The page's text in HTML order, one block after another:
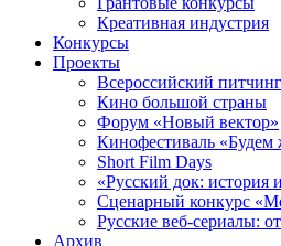
Креативная индустрия
Конкурсы
Проекты
Всероссийский
Кино большой страны
Форум «Новый вектор»
Кинофестиваль «Будем
Short Film Days
«Русский док: история
Сценарный конкурс
Русские веб-сериалы:
Архив